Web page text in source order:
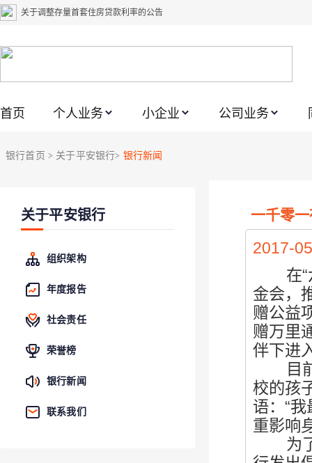
关于2021年劳动节期间代理贵金属业务风险提示的通知
关于我行聚金宝交易软件升级更新的通知
关于2020年端午节期间上金所代理业务调整合约保证金比例和涨跌幅度限制的
关于加强代理贵金属业务风险防范的提示
关于平安银行电子版信用卡更名为平安银行数字信用卡的公告
首页 个人业务 小企业 公司业务
银行首页 > 关于平安银行> 银行新闻
关于平安银行
组织架构
年度报告
社会责任
荣誉榜
银行新闻
联系我们
一千零
2017-
在“六
金会，
赠公益
赠万里
伴下进
目前
校的孩
语：“
重影响
为了